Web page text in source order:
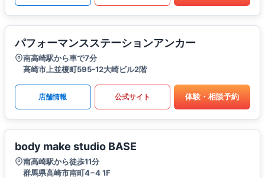
パフォーマンスステーションアンカー
南高崎駅から車で7分
高崎市上並榎町595-12大崎ビル2階
店舗情報 公式サイト 体験・相談予約
body make studio BASE
南高崎駅から徒歩11分
群馬県高崎市南町4−4 1F